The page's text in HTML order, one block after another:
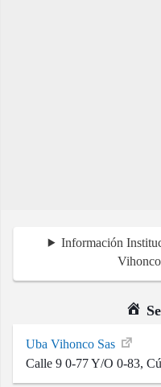
Información
Uba Vihonco Sas
Calle 9 0-77 Y/O 0-83,